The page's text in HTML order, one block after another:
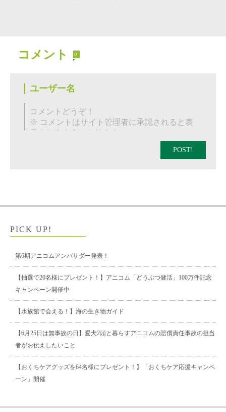
コメント 0
POST!
PICK UP!
第6期アニコムアンバサダー発表！
【抽選で20名様にプレゼント！】アニコム「どうぶつ健活」100万件記念
キャンペーン開催中
【水族館で会える！】海の生き物ガイド
【6月25日は無事故の日】愛犬2頭と暮らすアニコムの賠償責任事故の担当
者がお伝えしたいこと
【おくちケアグッズを64名様にプレゼント！】「おくちケア応援キャンペ
ーン」開催